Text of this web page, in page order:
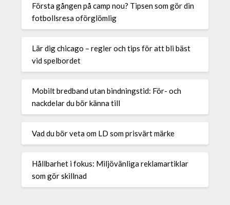
Första gången på camp nou? Tipsen som gör din
fotbollsresa oförglömlig
Lär dig chicago – regler och tips för att bli bäst
vid spelbordet
Mobilt bredband utan bindningstid: För- och
nackdelar du bör känna till
Vad du bör veta om LD som prisvärt märke
Hållbarhet i fokus: Miljövänliga reklamartiklar
som gör skillnad